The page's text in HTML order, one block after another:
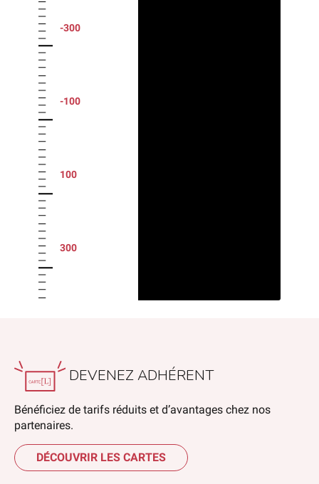
-300
-100
100
300
DEVENEZ ADHÉRENT
Bénéficiez de tarifs réduits et d’avantages chez nos
partenaires.
DÉCOUVRIR LES CARTES